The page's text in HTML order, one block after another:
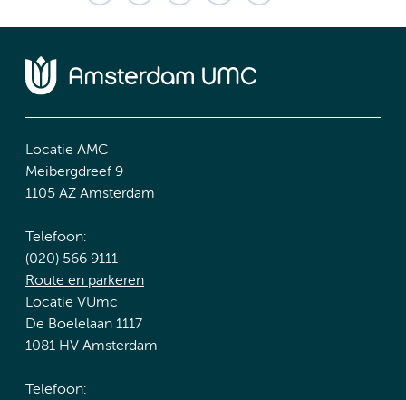
Locatie AMC
Meibergdreef 9
1105 AZ Amsterdam
Telefoon:
(020) 566 9111
Route en parkeren
Locatie VUmc
De Boelelaan 1117
1081 HV Amsterdam
Telefoon: